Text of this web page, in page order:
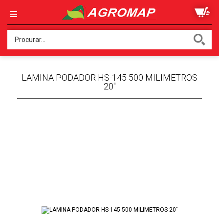
LAMINA PODADOR HS-145 500 MILIMETROS
20"